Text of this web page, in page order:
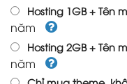
Hosting 1GB + Tên
năm
Hosting 2GB + Tên
năm